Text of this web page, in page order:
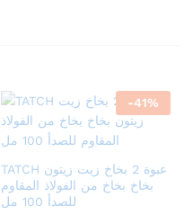
-41%
TATCH عبوة 2 بخاخ زيت زيتون
بخاخ بخاخ من الفولاذ المقاوم
للصدأ 100 مل